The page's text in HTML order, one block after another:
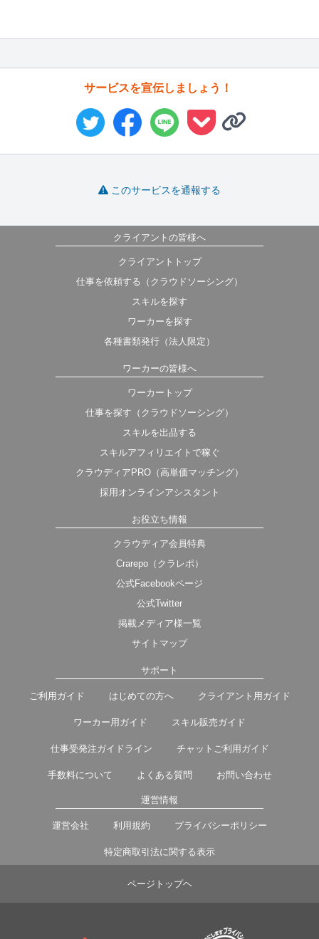
サービスを宣伝しましょう！
このサービスを通報する
クライアントの皆様へ
クライアントトップ
仕事を依頼する（クラウドソーシング）
スキルを探す
ワーカーを探す
各種書類発行（法人限定）
ワーカーの皆様へ
ワーカートップ
仕事を探す（クラウドソーシング）
スキルを出品する
スキルアフィリエイトで稼ぐ
クラウディアPRO（高単価マッチング）
採用オンラインアシスタント
お役立ち情報
クラウディア会員特典
Crarepo（クラレポ）
公式Facebookページ
公式Twitter
掲載メディア様一覧
サイトマップ
サポート
ご利用ガイド はじめての方へ クライアント用ガイド
ワーカー用ガイド スキル販売ガイド
仕事受発注ガイドライン チャットご利用ガイド
手数料について よくある質問 お問い合わせ
運営情報
運営会社 利用規約 プライバシーポリシー
特定商取引法に関する表示
ページトップヘ